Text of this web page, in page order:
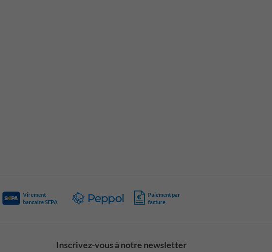
Virement
bancaire SEPA
Paiement par
facture
Inscrivez-vous à notre newsletter